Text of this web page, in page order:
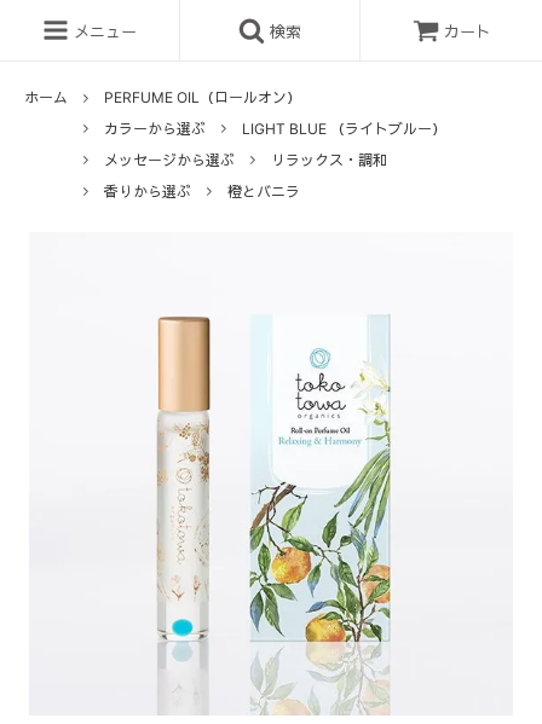
メニュー 検索 カート
ホーム
PERFUME OIL（ロールオン）
カラーから選ぶ
LIGHT BLUE （ライトブルー）
メッセージから選ぶ
リラックス・調和
香りから選ぶ
橙とバニラ